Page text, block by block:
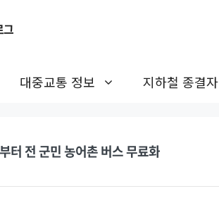
그
대중교통 정보 지하철 종결자
터 전 군민 농어촌 버스 무료화